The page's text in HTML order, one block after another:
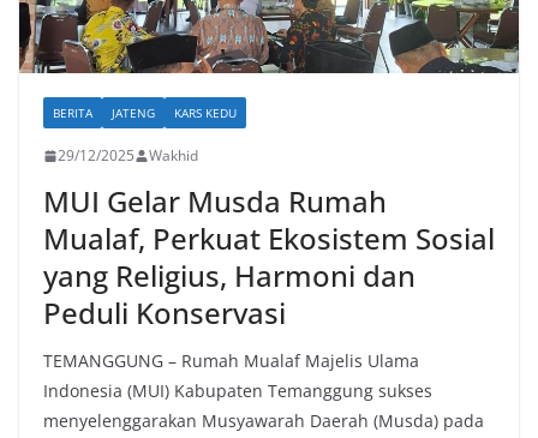
BERITA JATENG KARS KEDU
29/12/2025 Wakhid
MUI Gelar Musda Rumah
Mualaf, Perkuat Ekosistem Sosial
yang Religius, Harmoni dan
Peduli Konservasi
TEMANGGUNG – Rumah Mualaf Majelis Ulama
Indonesia (MUI) Kabupaten Temanggung sukses
menyelenggarakan Musyawarah Daerah (Musda) pada